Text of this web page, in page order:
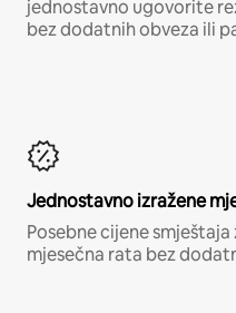
jednostavno ugovorite
bez dodatnih obveza ili
Jednostavno izražene
Posebne cijene
mjesečna rata bez